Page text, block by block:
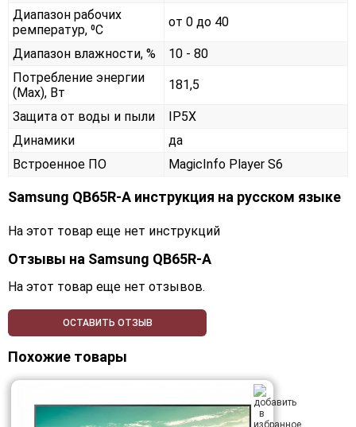
Диапазон рабочих
ремператур, ⁰С
от 0 до 40
Диапазон влажности, %
10 - 80
Потребление энергии
(Max), Вт
181,5
Защита от воды и пыли
IP5X
Динамики
да
Встроенное ПО
MagicInfo Player S6
Samsung QB65R-A инструкция на русском языке
На этот товар еще нет инструкций
Отзывы на Samsung QB65R-A
На этот товар еще нет отзывов.
ОСТАВИТЬ ОТЗЫВ
Похожие товары